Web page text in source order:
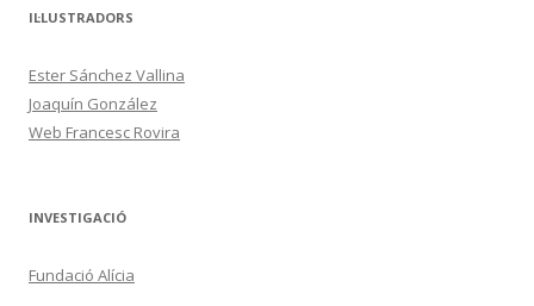
IL·LUSTRADORS
Ester Sánchez Vallina
Joaquín González
Web Francesc Rovira
INVESTIGACIÓ
Fundació Alícia